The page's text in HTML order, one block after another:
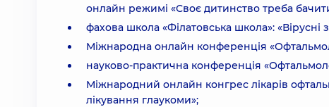
онлайн режимі «Своє дитинство треба
фахова школа «Філатовська школа»:
Міжнародна онлайн конференція
науково-практична конференція
Міжнародний онлайн конгрес лікарів
лікування глаукоми»;